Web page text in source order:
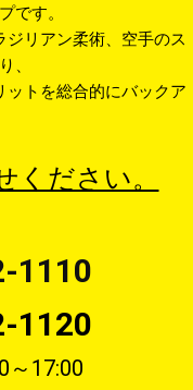
です。
リアン柔術、空手のス
、
ットを総合的にバックア
ください。
1110
1120
～17:00